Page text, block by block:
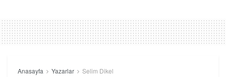
Anasayfa Yazarlar Selim Dikel